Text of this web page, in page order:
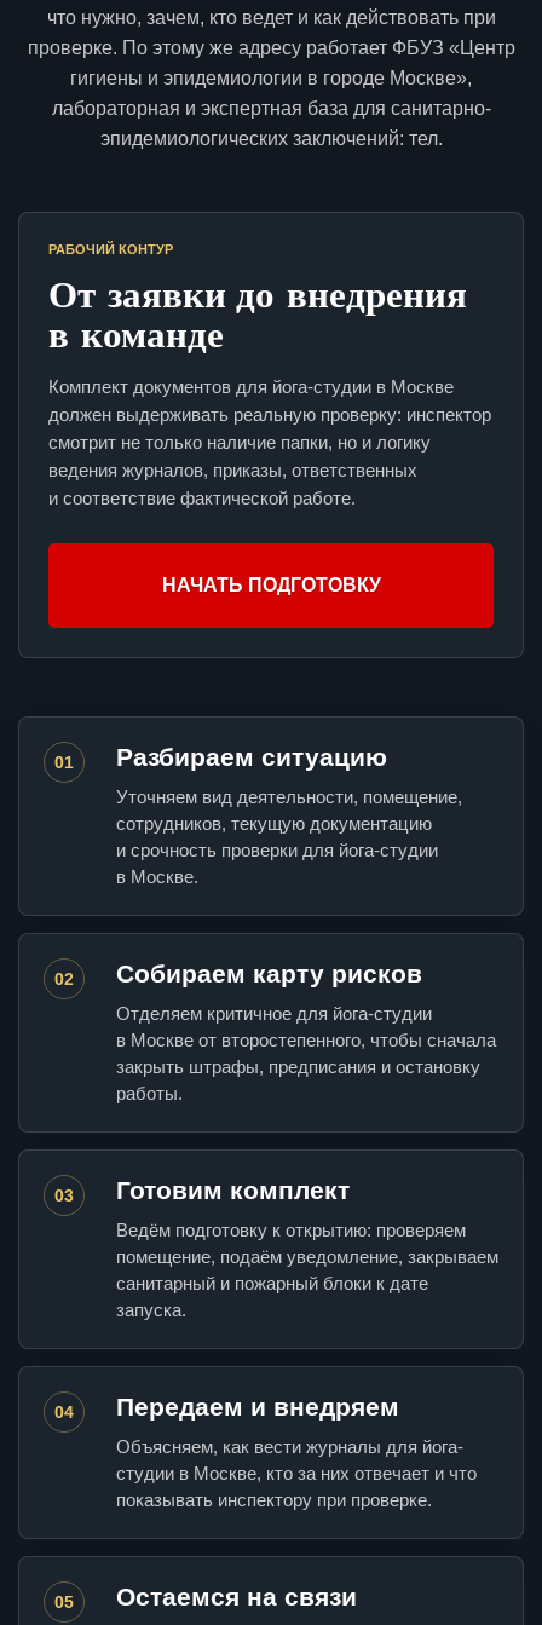
что нужно, зачем, кто ведет и как действовать при
проверке. По этому же адресу работает ФБУЗ «Центр
гигиены и эпидемиологии в городе Москве»,
лабораторная и экспертная база для санитарно-
эпидемиологических заключений: тел.
РАБОЧИЙ КОНТУР
От заявки до внедрения
в команде
Комплект документов для йога-студии в Москве
должен выдерживать реальную проверку: инспектор
смотрит не только наличие папки, но и логику
ведения журналов, приказы, ответственных
и соответствие фактической работе.
НАЧАТЬ ПОДГОТОВКУ
01 Разбираем ситуацию
Уточняем вид деятельности, помещение,
сотрудников, текущую документацию
и срочность проверки для йога-студии
в Москве.
02 Собираем карту рисков
Отделяем критичное для йога-студии
в Москве от второстепенного, чтобы сначала
закрыть штрафы, предписания и остановку
работы.
03 Готовим комплект
Ведём подготовку к открытию: проверяем
помещение, подаём уведомление, закрываем
санитарный и пожарный блоки к дате
запуска.
04 Передаем и внедряем
Объясняем, как вести журналы для йога-
студии в Москве, кто за них отвечает и что
показывать инспектору при проверке.
05 Остаемся на связи